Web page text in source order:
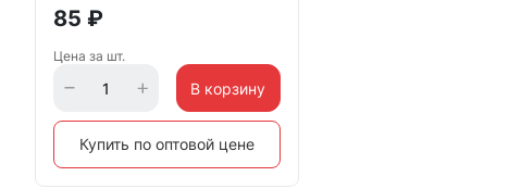
85 ₽
Цена за шт.
В корзину
Купить по оптовой цене